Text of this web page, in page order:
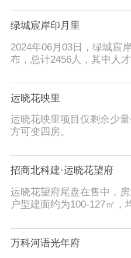
绿城宸岸印月里
2024年06月03日，绿城宸
布，总计2456人，其中人
运晓花映里
运晓花映里项目仅剩余少
方可变四房。
招商北科建·运晓花望府
运晓花望府尾盘在售中，
户型建面约为100-127㎡，
万科河语光年府